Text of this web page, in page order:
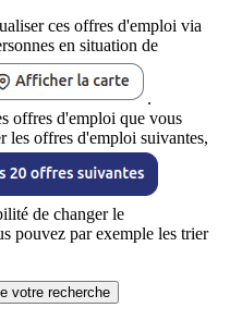
ces offres d'emploi via
en situation de
.
offres d'emploi que vous
les offres d'emploi suivantes,
de changer le
pouvez par exemple les trier
votre recherche